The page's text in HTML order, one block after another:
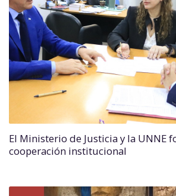
El Ministerio de Justicia y la UNNE
cooperación institucional